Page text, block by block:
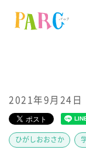
2021年9月24日
ひがしおおさか
児童発
保育所